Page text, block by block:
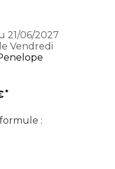
21/06/2027
Vendredi
: